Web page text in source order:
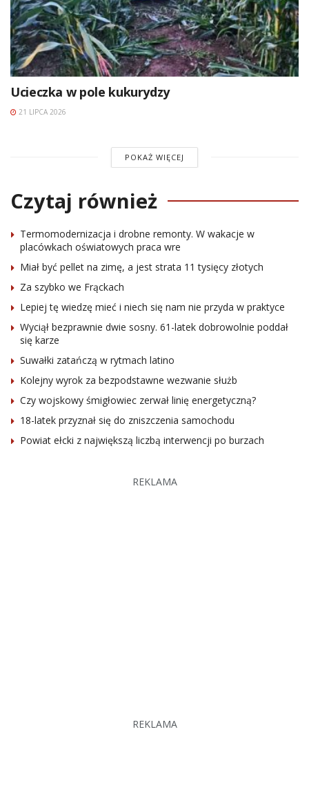
Ucieczka w pole kukurydzy
21 LIPCA 2026
POKAŻ WIĘCEJ
Czytaj również
Termomodernizacja i drobne remonty. W wakacje w
placówkach oświatowych praca wre
Miał być pellet na zimę, a jest strata 11 tysięcy złotych
Za szybko we Frąckach
Lepiej tę wiedzę mieć i niech się nam nie przyda w praktyce
Wyciął bezprawnie dwie sosny. 61-latek dobrowolnie poddał
się karze
Suwałki zatańczą w rytmach latino
Kolejny wyrok za bezpodstawne wezwanie służb
Czy wojskowy śmigłowiec zerwał linię energetyczną?
18-latek przyznał się do zniszczenia samochodu
Powiat ełcki z największą liczbą interwencji po burzach
REKLAMA
REKLAMA